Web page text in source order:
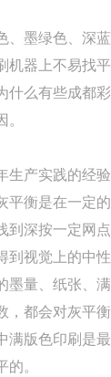
、墨绿色、深
机器上不易找
什么有些成都
生产实践的经
衡是在一定的
到深按一定网
到视觉上的中
墨量、纸张、
，都会对灰平
满版色印刷是
。